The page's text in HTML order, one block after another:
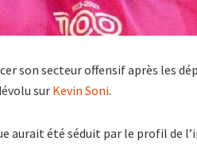
son secteur offensif après les
sur Kevin Soni.
aurait été séduit par le profil de